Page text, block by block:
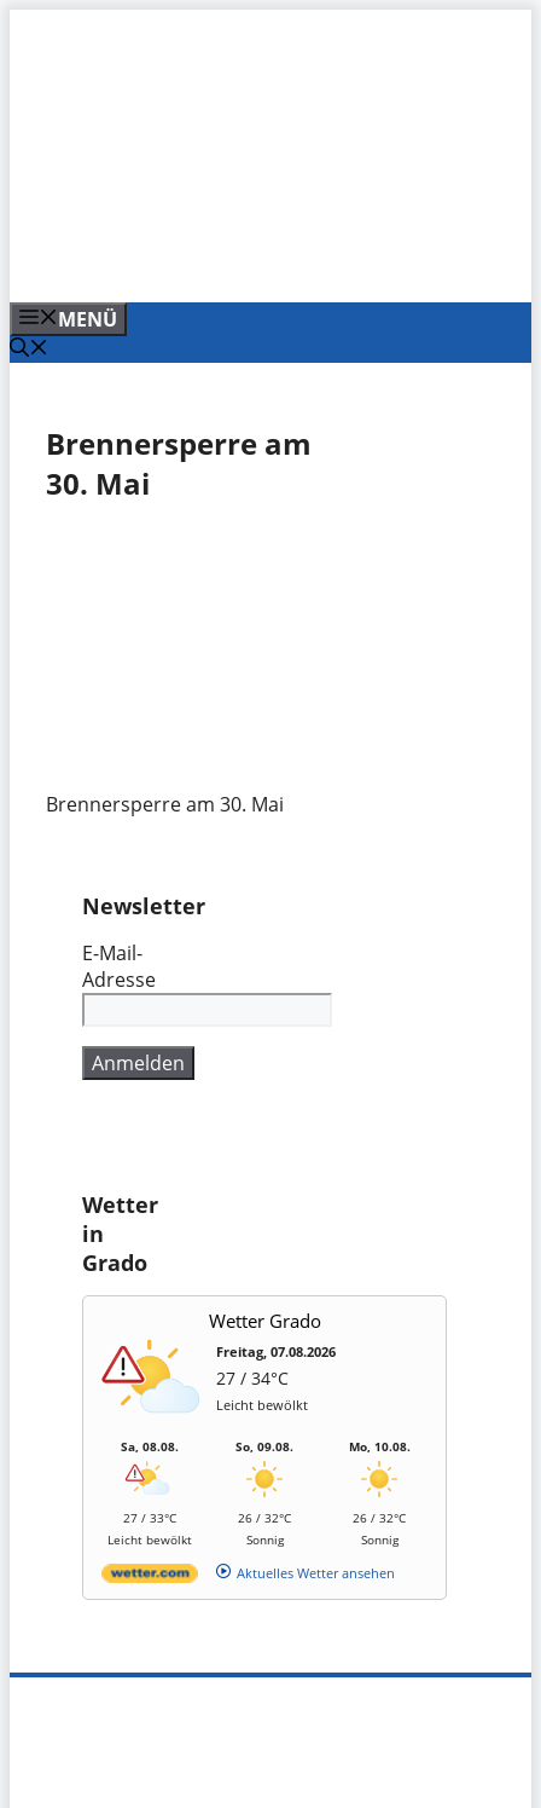
MENÜ
Brennersperre am
30. Mai
Brennersperre am 30. Mai
Newsletter
E-Mail-
Adresse
Wetter
in
Grado
Wetter Grado
Freitag, 07.08.2026
27 / 34°C
Leicht bewölkt
Sa, 08.08.
27 / 33°C
Leicht bewölkt
So, 09.08.
26 / 32°C
Sonnig
Mo, 10.08.
26 / 32°C
Sonnig
Aktuelles Wetter ansehen